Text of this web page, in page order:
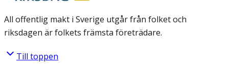
All offentlig makt i Sverige utgår från folket och
riksdagen är folkets främsta företrädare.
Till toppen